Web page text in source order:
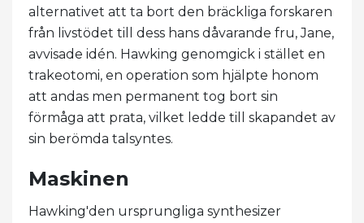
alternativet att ta bort den bräckliga forskaren
från livstödet till dess hans dåvarande fru, Jane,
avvisade idén. Hawking genomgick i stället en
trakeotomi, en operation som hjälpte honom
att andas men permanent tog bort sin
förmåga att prata, vilket ledde till skapandet av
sin berömda talsyntes.
Maskinen
Hawking'den ursprungliga synthesizer